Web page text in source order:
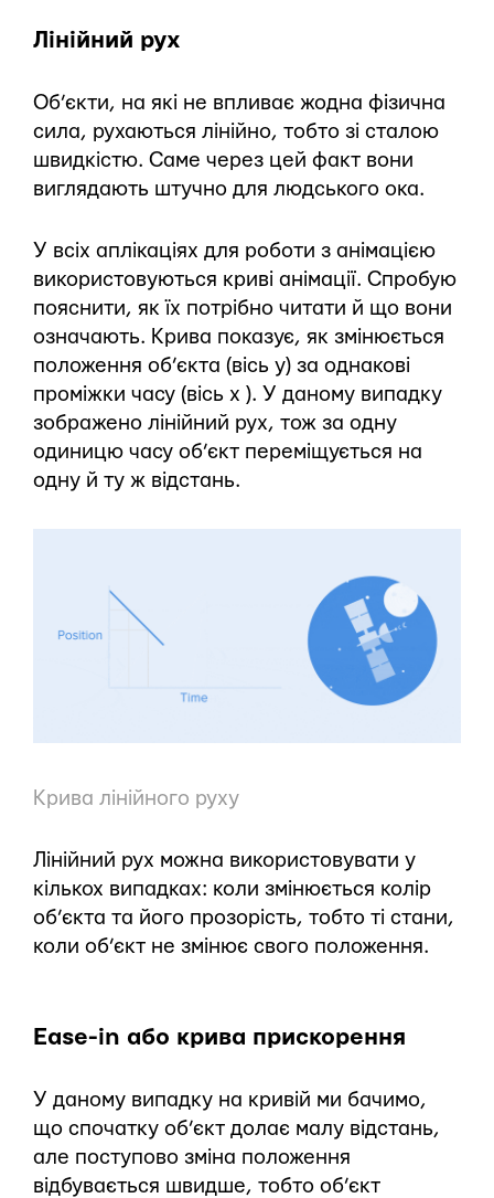
Лінійний рух
Об’єкти, на які не впливає жодна фізична
сила, рухаються лінійно, тобто зі сталою
швидкістю. Саме через цей факт вони
виглядають штучно для людського ока.
У всіх аплікаціях для роботи з анімацією
використовуються криві анімації. Спробую
пояснити, як їх потрібно читати й що вони
означають. Крива показує, як змінюється
положення об’єкта (вісь y) за однакові
проміжки часу (вісь х ). У даному випадку
зображено лінійний рух, тож за одну
одиницю часу об’єкт переміщується на
одну й ту ж відстань.
Крива лінійного руху
Лінійний рух можна використовувати у
кількох випадках: коли змінюється колір
об’єкта та його прозорість, тобто ті стани,
коли об’єкт не змінює свого положення.
Ease-in або крива прискорення
У даному випадку на кривій ми бачимо,
що спочатку об’єкт долає малу відстань,
але поступово зміна положення
відбувається швидше, тобто об’єкт